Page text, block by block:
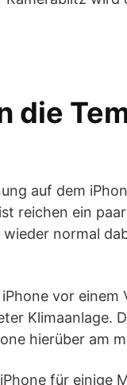
die
auf dem
reichen ein
normal
iPhone vor
Klimaanlage.
hierüber am
für einige